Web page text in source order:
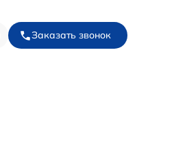
Заказать звонок